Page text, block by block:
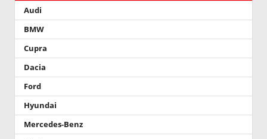
Audi
BMW
Cupra
Dacia
Ford
Hyundai
Mercedes-Benz